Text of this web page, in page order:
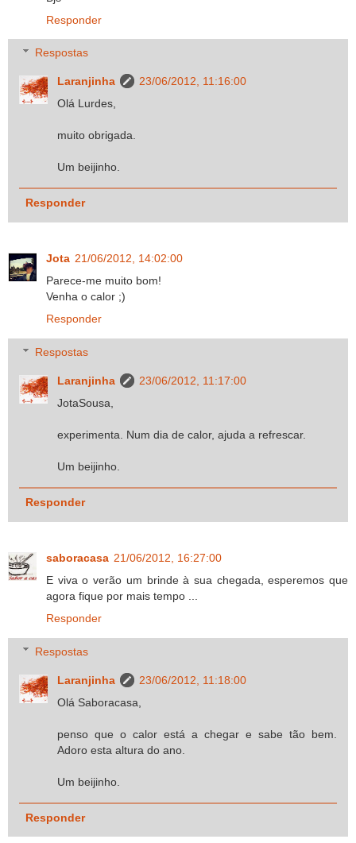
Responder
Respostas
Laranjinha
23/06/2012, 11:16:00
Olá Lurdes,
muito obrigada.
Um beijinho.
Responder
Jota 21/06/2012, 14:02:00
Parece-me muito bom!
Venha o calor ;)
Responder
Respostas
Laranjinha
23/06/2012, 11:17:00
JotaSousa,
experimenta. Num dia de calor, ajuda a refrescar.
Um beijinho.
Responder
saboracasa 21/06/2012, 16:27:00
E viva o verão um brinde à sua chegada, esperemos que
agora fique por mais tempo ...
Responder
Respostas
Laranjinha
23/06/2012, 11:18:00
Olá Saboracasa,
penso que o calor está a chegar e sabe tão bem.
Adoro esta altura do ano.
Um beijinho.
Responder